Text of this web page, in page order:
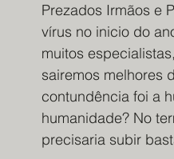
Educandário N. Senhora do Amparo
Prezados Irmãos e
vírus no inicio do
muitos
sairemos melhores
contundência foi a
humanidade? No
precisaria subir